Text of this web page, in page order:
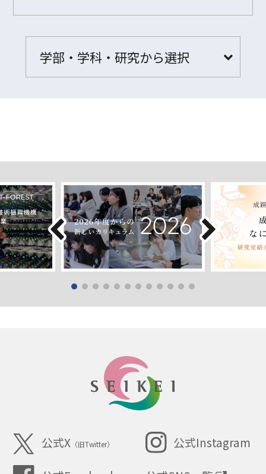
学部・学科・研究から選択
公式X （旧Twitter） 公式Instagram